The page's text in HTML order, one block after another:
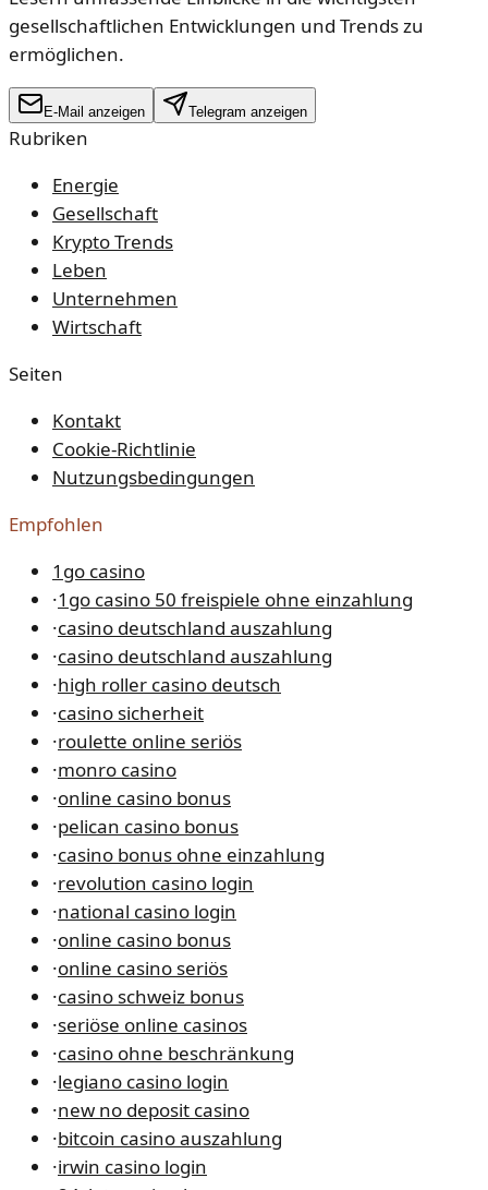
gesellschaftlichen Entwicklungen und Trends zu
ermöglichen.
E-Mail anzeigen Telegram anzeigen
Rubriken
Energie
Gesellschaft
Krypto Trends
Leben
Unternehmen
Wirtschaft
Seiten
Kontakt
Cookie-Richtlinie
Nutzungsbedingungen
Empfohlen
1go casino
·1go casino 50 freispiele ohne einzahlung
·casino deutschland auszahlung
·casino deutschland auszahlung
·high roller casino deutsch
·casino sicherheit
·roulette online seriös
·monro casino
·online casino bonus
·pelican casino bonus
·casino bonus ohne einzahlung
·revolution casino login
·national casino login
·online casino bonus
·online casino seriös
·casino schweiz bonus
·seriöse online casinos
·casino ohne beschränkung
·legiano casino login
·new no deposit casino
·bitcoin casino auszahlung
·irwin casino login